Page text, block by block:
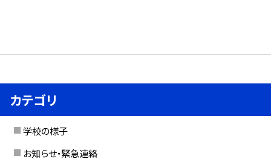
カテゴリ
学校の様子
お知らせ・緊急連絡